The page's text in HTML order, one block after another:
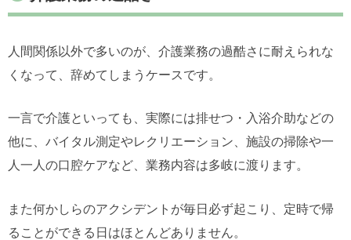
人間関係以外で多いのが、介護業務の過酷さに耐えられな
くなって、辞めてしまうケースです。
一言で介護といっても、実際には排せつ・入浴介助などの
他に、バイタル測定やレクリエーション、施設の掃除や一
人一人の口腔ケアなど、業務内容は多岐に渡ります。
また何かしらのアクシデントが毎日必ず起こり、定時で帰
ることができる日はほとんどありません。